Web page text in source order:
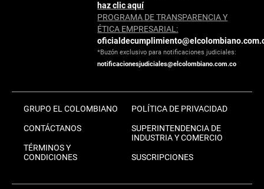
haz clic aquí
PROGRAMA DE TRANSPARENCIA Y
ÉTICA EMPRESARIAL:
*Buzón exclusivo para notificaciones judiciales:
notificacionesjudiciales@elcolombiano.com.co
GRUPO EL COLOMBIANO
CONTÁCTANOS
TÉRMINOS Y
CONDICIONES
POLÍTICA DE PRIVACIDAD
SUPERINTENDENCIA DE
INDUSTRIA Y COMERCIO
SUSCRIPCIONES